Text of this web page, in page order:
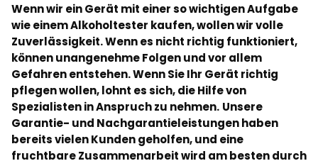
Wenn wir ein Gerät mit einer so wichtigen Aufgabe
wie einem Alkoholtester kaufen, wollen wir volle
Zuverlässigkeit. Wenn es nicht richtig funktioniert,
können unangenehme Folgen und vor allem
Gefahren entstehen. Wenn Sie Ihr Gerät richtig
pflegen wollen, lohnt es sich, die Hilfe von
Spezialisten in Anspruch zu nehmen. Unsere
Garantie- und Nachgarantieleistungen haben
bereits vielen Kunden geholfen, und eine
fruchtbare Zusammenarbeit wird am besten durch